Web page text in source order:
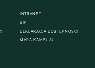
INTRANET
BIP
DEKLARACJA DOSTĘPNOŚCI
MAPA KAMPUSU